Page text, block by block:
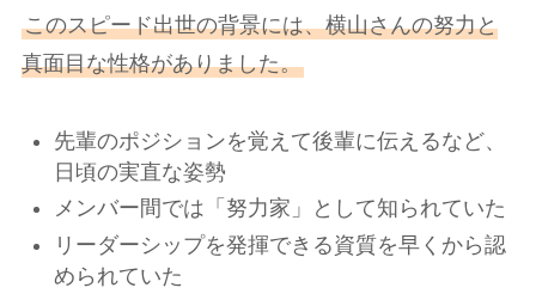
このスピード出世の背景には、横山さんの努力と
真面目な性格がありました。
先輩のポジションを覚えて後輩に伝えるなど、
日頃の実直な姿勢
メンバー間では「努力家」として知られていた
リーダーシップを発揮できる資質を早くから認
められていた